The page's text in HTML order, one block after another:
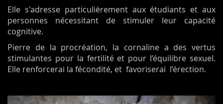
Elle s'adresse particulièrement aux étudiants et aux
personnes nécessitant de stimuler leur capacité
cognitive.
Pierre de la procréation, la cornaline a des vertus
stimulantes pour la fertilité et pour l’équilibre sexuel.
Elle renforcerai la fécondité, et favoriserai l’érection.